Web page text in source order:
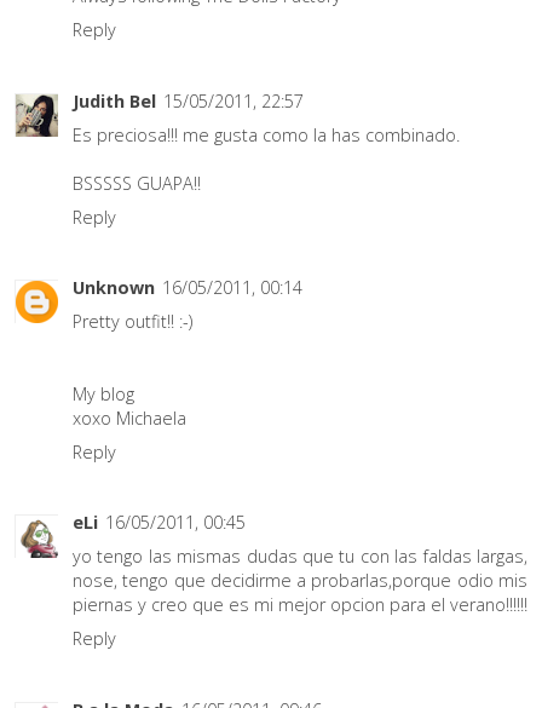
Reply
Judith Bel 15/05/2011, 22:57
Es preciosa!!! me gusta como la has combinado.
BSSSSS GUAPA!!
Reply
Unknown 16/05/2011, 00:14
Pretty outfit!! :-)
My blog
xoxo Michaela
Reply
eLi 16/05/2011, 00:45
yo tengo las mismas dudas que tu con las faldas largas,
nose, tengo que decidirme a probarlas,porque odio mis
piernas y creo que es mi mejor opcion para el verano!!!!!!
Reply